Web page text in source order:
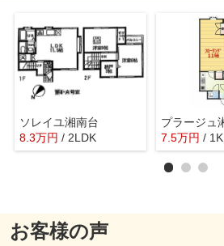
ソレイユ湘南台
8.3万円 / 2LDK
プラージュ
7.5万円 / 1K
お客様の声